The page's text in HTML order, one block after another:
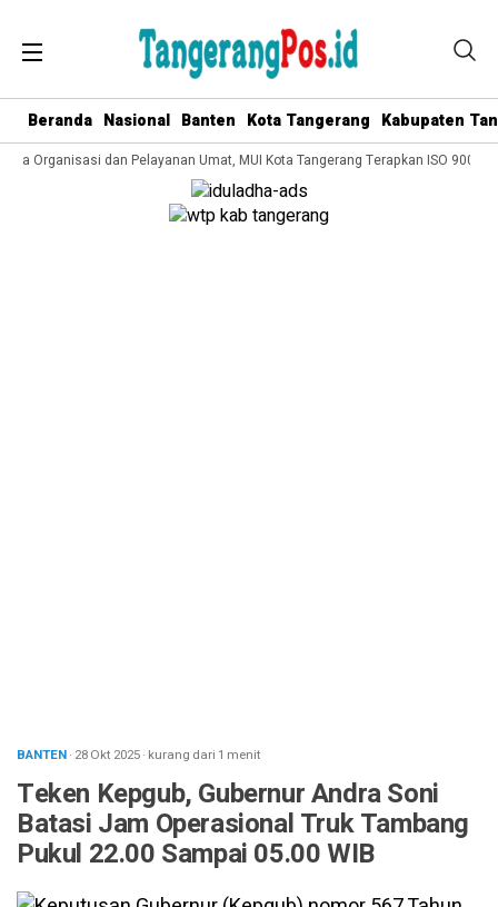
Beranda Nasional Banten Kota Tangerang Kabupaten
Organisasi dan Pelayanan Umat, MUI Kota Tangerang Terapkan ISO
BANTEN· 28 Okt 2025· kurang dari 1 menit
Teken Kepgub, Gubernur Andra Soni
Batasi Jam Operasional Truk Tambang
Pukul 22.00 Sampai 05.00 WIB